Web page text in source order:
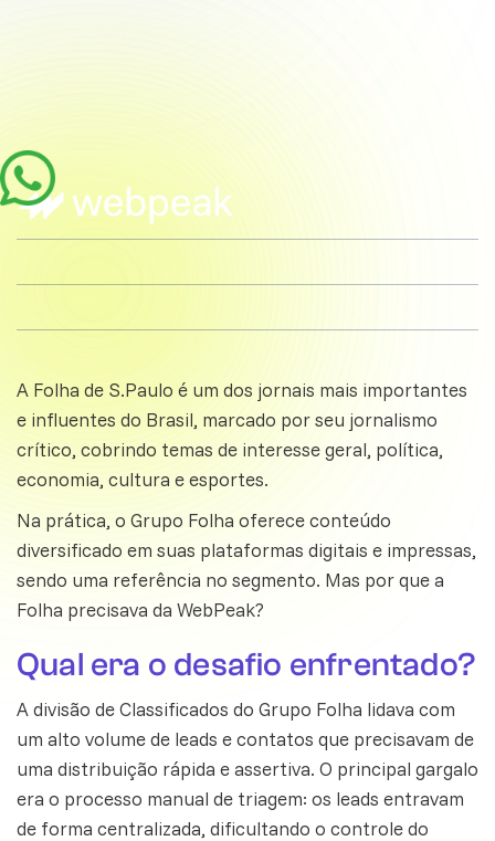
A Folha de S.Paulo é um dos jornais mais importantes
e influentes do Brasil, marcado por seu jornalismo
crítico, cobrindo temas de interesse geral, política,
economia, cultura e esportes.
Na prática, o Grupo Folha oferece conteúdo
diversificado em suas plataformas digitais e impressas,
sendo uma referência no segmento. Mas por que a
Folha precisava da WebPeak?
Qual era o desafio enfrentado?
A divisão de Classificados do Grupo Folha lidava com
um alto volume de leads e contatos que precisavam de
uma distribuição rápida e assertiva. O principal gargalo
era o processo manual de triagem: os leads entravam
de forma centralizada, dificultando o controle do